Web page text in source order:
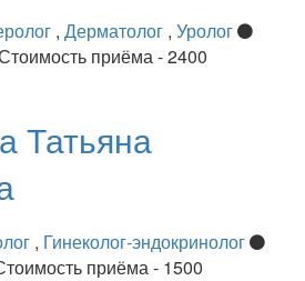
, Дерматолог , Уролог
приёма - 2400
Татьяна
, Гинеколог-эндокринолог
приёма - 1500